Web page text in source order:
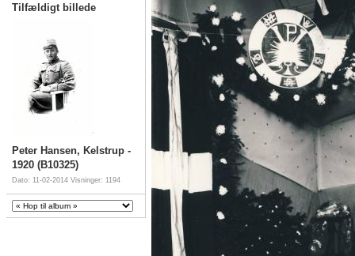
Tilfældigt billede
Peter Hansen, Kelstrup -
1920 (B10325)
Dato: 11-02-2014 Visninger: 1194